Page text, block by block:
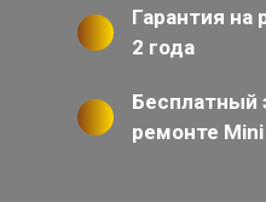
Гарантия
2 года
Бесплатный
ремонте